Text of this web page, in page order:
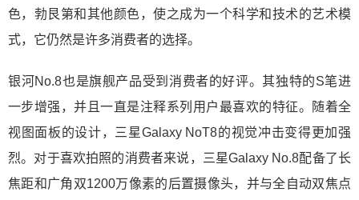
色，勃艮第和其他颜色，使之成为一个科学和技术的艺术模
式，它仍然是许多消费者的选择。
银河No.8也是旗舰产品受到消费者的好评。其独特的S笔进
一步增强，并且一直是注释系列用户最喜欢的特征。随着全
视图面板的设计，三星Galaxy NoT8的视觉冲击变得更加强
烈。对于喜欢拍照的消费者来说，三星Galaxy No.8配备了长
焦距和广角双1200万像素的后置摄像头，并与全自动双焦点